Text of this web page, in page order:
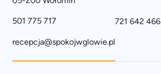
501 775 717 721 642 466
recepcja@spokojwglowie.pl